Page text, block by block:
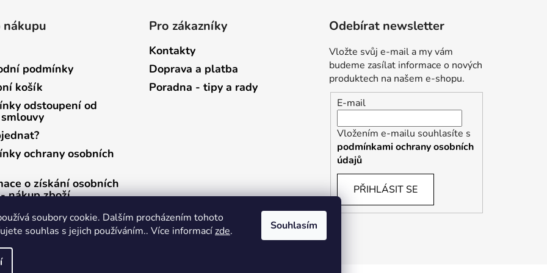
soubory cookie. Dalším procházením tohoto
souhlas s jejich používáním.. Více informacízde. Souhlasím
nákupu
podmínky
košík
odstoupení od
ochrany osobních
o získání osobních
nákup zboží
o získání osobních
zasílání newsletterů
Pro zákazníky
Kontakty
Doprava a platba
Poradna - tipy a rady
Odebírat newsletter
Vložte svůj e-mail a my vám
budeme zasílat informace o nových
produktech na našem e-shopu.
E-mail
Vložením e-mailu souhlasíte s
podmínkami ochrany osobních
údajů
PŘIHLÁSIT SE